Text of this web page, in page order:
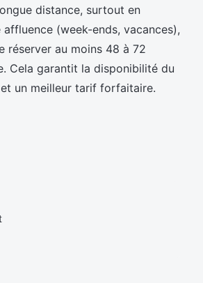
distance, surtout en
(week-ends, vacances),
réserver au moins 48 à 72
Cela garantit la disponibilité du
un meilleur tarif forfaitaire.